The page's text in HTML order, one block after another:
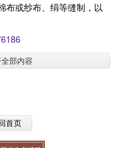
布或纱布、绢等缝制，以
部内容
首页